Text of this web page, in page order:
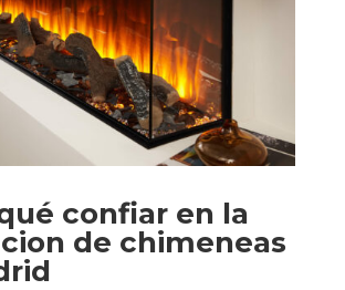
confiar en la
de chimeneas